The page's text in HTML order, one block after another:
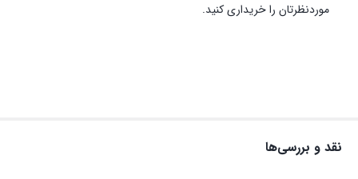
موردنظرتان را خریداری کنید.
نقد و بررسی‌ها